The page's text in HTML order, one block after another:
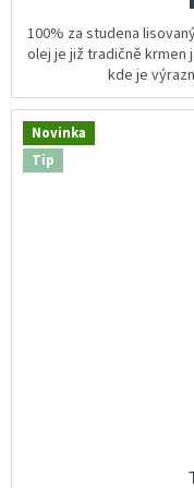
100% za studena
olej je již tradičně krmen
kde je
Novinka
Tip